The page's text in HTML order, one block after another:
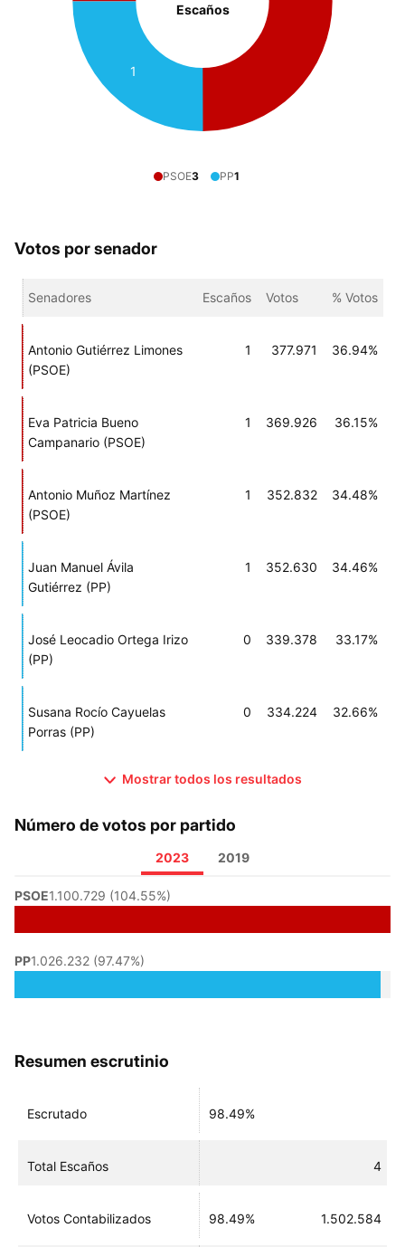
Escaños
1
PSOE3 PP1
Votos por senador
Senadores Escaños Votos % Votos
Antonio Gutiérrez Limones
(PSOE)
1 377.971 36.94%
Eva Patricia Bueno
Campanario (PSOE)
1 369.926 36.15%
Antonio Muñoz Martínez
(PSOE)
1 352.832 34.48%
Juan Manuel Ávila
Gutiérrez (PP)
1 352.630 34.46%
José Leocadio Ortega Irizo
(PP)
0 339.378 33.17%
Susana Rocío Cayuelas
Porras (PP)
0 334.224 32.66%
Mostrar todos los resultados
Número de votos por partido
2023 2019
PSOE1.100.729 (104.55%)
PP1.026.232 (97.47%)
Resumen escrutinio
Escrutado 98.49%
Total Escaños 4
Votos Contabilizados 98.49% 1.502.584